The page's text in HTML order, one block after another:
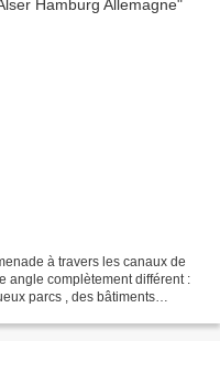
à travers les canaux de
angle complètement différent :
parcs , des bâtiments